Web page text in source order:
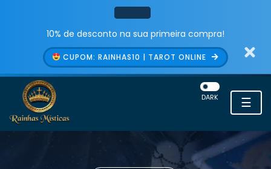
10% de desconto na sua primeira compra!
CUPOM: RAINHAS10 | TAROT ONLINE
☰
DARK